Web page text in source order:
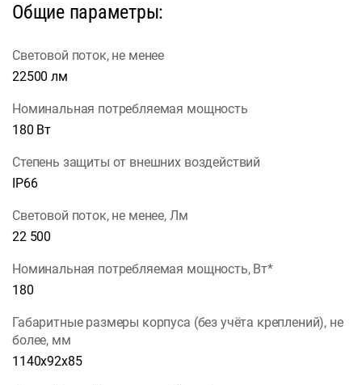
Общие параметры:
Световой поток, не менее
22500 лм
Номинальная потребляемая мощность
180 Вт
Степень защиты от внешних воздействий
IP66
Световой поток, не менее, Лм
22 500
Номинальная потребляемая мощность, Вт*
180
Габаритные размеры корпуса (без учёта креплений), не
более, мм
1140х92х85